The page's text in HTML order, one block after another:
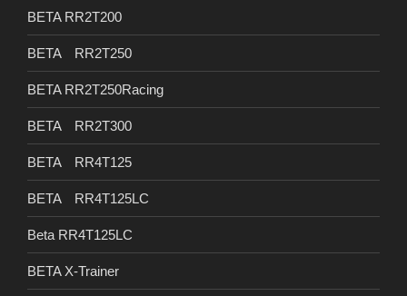
BETA RR2T200
BETA RR2T250
BETA RR2T250Racing
BETA RR2T300
BETA RR4T125
BETA RR4T125LC
Beta RR4T125LC
BETA X-Trainer